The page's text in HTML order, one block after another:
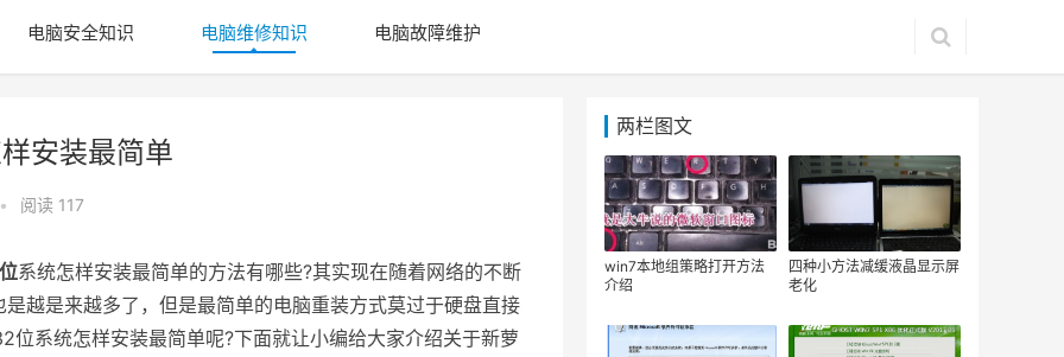
电脑安全知识 电脑维修知识 电脑故障维护
安装最简单
• 阅读 117
系统怎样安装最简单的方法有哪些?其实现在随着网络的不断
越是来越多了，但是最简单的电脑重装方式莫过于硬盘直接
系统怎样安装最简单呢?下面就让小编给大家介绍关于新萝
两栏图文
win7本地组策略打开方法
介绍
四种小方法减缓液晶显示屏
老化